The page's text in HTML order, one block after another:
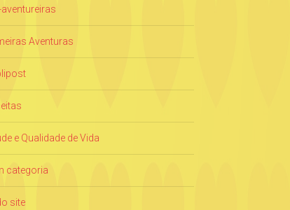
aventureiras
Aventuras
e Qualidade de Vida
categoria
site